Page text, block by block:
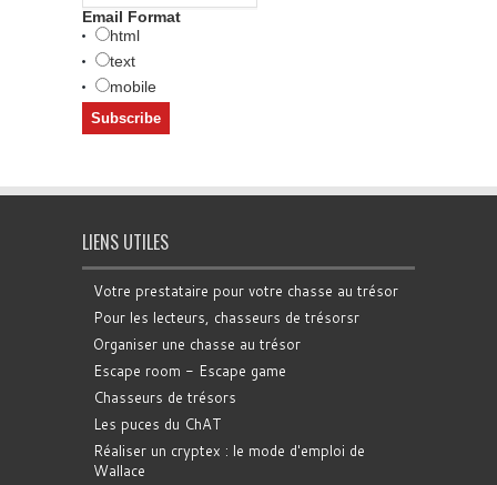
Email Format
html
text
mobile
LIENS UTILES
Votre prestataire pour votre chasse au trésor
Pour les lecteurs, chasseurs de trésorsr
Organiser une chasse au trésor
Escape room - Escape game
Chasseurs de trésors
Les puces du ChAT
Réaliser un cryptex : le mode d'emploi de
Wallace